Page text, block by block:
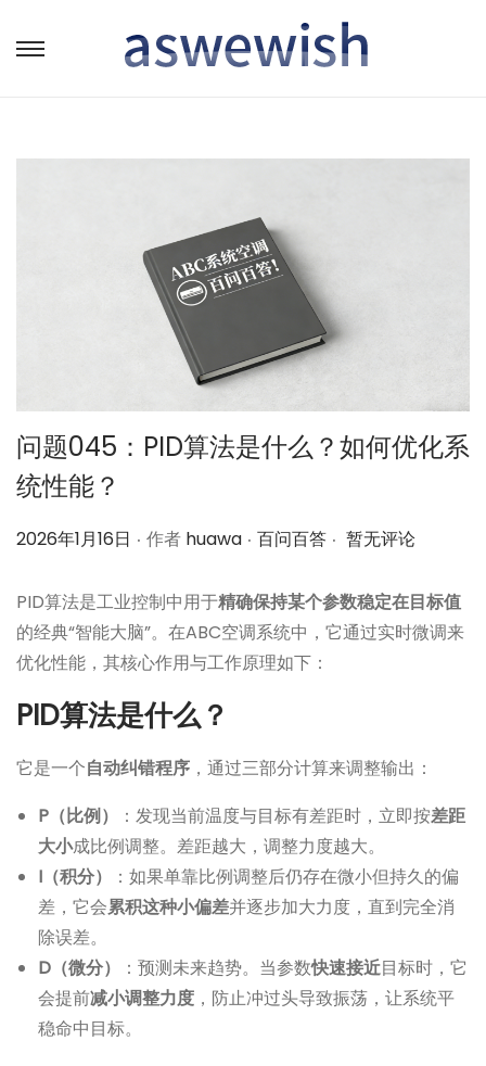
转
航
跳
容
问题045：PID算法是什么？如何优化系
统性能？
作
2026年1月16日 . 作者 huawa . 作
百问百答 . 暂无评论
PID算法是工业控制中用于精确保持某个参数稳定在目标值
的经典“智能大脑”。在ABC空调系统中，它通过实时微调来
优化性能，其核心作用与工作原理如下：
PID算法是什么？
它是一个自动纠错程序 ，通过三部分计算来调整输出：
P（比例）
：发现当前温度与目标有差距时，立即按差距
大小成比例调整。差距越大，调整力度越大。
I（积分）
：如果单靠比例调整后仍存在微小但持久的偏
差，它会累积这种小偏差并逐步加大力度，直到完全消
除误差。
D（微分）
：预测未来趋势。当参数快速接近目标时，它
会提前减小调整力度 ，防止冲过头导致振荡，让系统平
稳命中目标。